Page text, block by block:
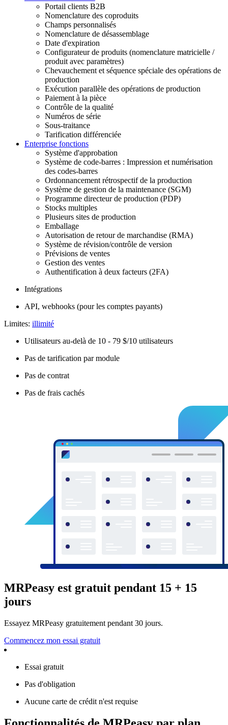
Portail clients B2B
Nomenclature des coproduits
Champs personnalisés
Nomenclature de désassemblage
Date d'expiration
Configurateur de produits (nomenclature matricielle /
produit avec paramètres)
Chevauchement et séquence spéciale des opérations de
production
Exécution parallèle des opérations de production
Paiement à la pièce
Contrôle de la qualité
Numéros de série
Sous-traitance
Tarification différenciée
Enterprise fonctions
Système d'approbation
Système de code-barres : Impression et numérisation
des codes-barres
Ordonnancement rétrospectif de la production
Système de gestion de la maintenance (SGM)
Programme directeur de production (PDP)
Stocks multiples
Plusieurs sites de production
Emballage
Autorisation de retour de marchandise (RMA)
Système de révision/contrôle de version
Prévisions de ventes
Gestion des ventes
Authentification à deux facteurs (2FA)
Intégrations
API, webhooks (pour les comptes payants)
Limites: illimité
Utilisateurs au-delà de 10 - 79 $/10 utilisateurs
Pas de tarification par module
Pas de contrat
Pas de frais cachés
MRPeasy est gratuit pendant 15 + 15
jours
Essayez MRPeasy gratuitement pendant 30 jours.
Commencez mon essai gratuit
Essai gratuit
Pas d'obligation
Aucune carte de crédit n'est requise